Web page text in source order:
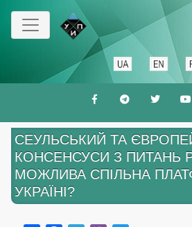
Перейти
основному
СЕУЛЬСЬКИЙ ТА
КОНСЕНСУСИ З ПИТАНЬ
МОЖЛИВА СПІЛЬНА
УКРАЇНІ?